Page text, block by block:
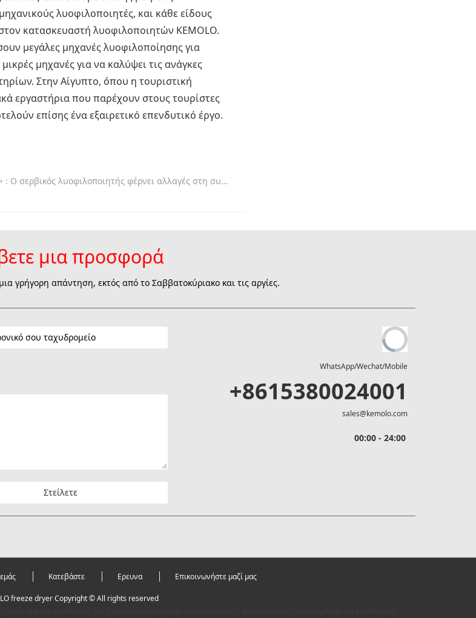
λυοφιλοποιητές, και κάθε είδους
κατασκευαστή λυοφιλοποιητών KEMOLO.
μεγάλες μηχανές λυοφιλοποίησης για
μηχανές για να καλύψει τις ανάγκες
Στην Αίγυπτο, όπου η τουριστική
εργαστήρια που παρέχουν στους τουρίστες
επίσης ένα εξαιρετικό επενδυτικό έργο.
: Ο σερβικός λυοφιλοποιητής φέρνει αλλαγές στη συντήρηση και μεταφορά γεωργικών προϊόντων
μια προσφορά
γρήγορη απάντηση, εκτός από το Σαββατοκύριακο και τις αργίες.
Στείλετε
WhatsApp/Wechat/Mobile
+8615380024001
sales@kemolo.com
00:00 - 24:00
Κατεβάστε Ερευνα Επικοινωνήστε μαζί μας
freeze dryer Copyright © All rights reserved